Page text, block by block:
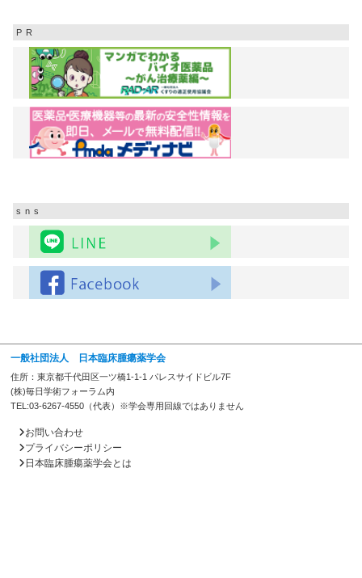
PR
sns
一般社団法人 日本臨床腫瘍薬学会
住所：東京都千代田区一ツ橋1-1-1 パレスサイドビル7F
(株)毎日学術フォーラム内
TEL:03-6267-4550（代表）※学会専用回線ではありません
お問い合わせ
プライバシーポリシー
日本臨床腫瘍薬学会とは